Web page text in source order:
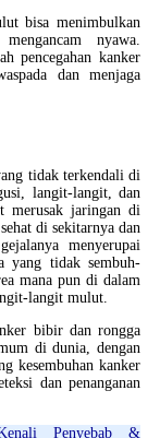
bisa menimbulkan
nyawa.
pencegahan kanker
dan menjaga
tidak terkendali di
langit-langit, dan
merusak jaringan di
di sekitarnya dan
menyerupai
yang tidak sembuh-
mana pun di dalam
langit mulut.
bibir dan rongga
di dunia, dengan
kesembuhan kanker
dan penanganan
Penyebab &